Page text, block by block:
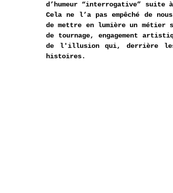
d’humeur “interrogative” suite
Cela ne l’a pas empêché de
de mettre en lumière un métier
de tournage, engagement
de l'illusion qui, derrière les
histoires.